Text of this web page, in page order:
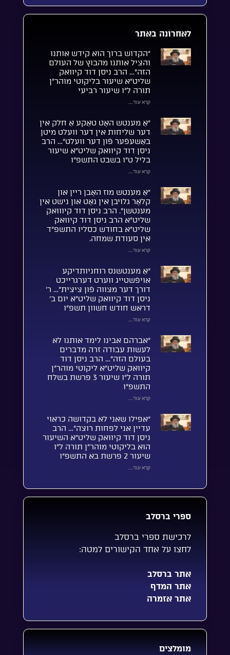
לאחרונה באתר
“הקדוש ברוך הוא קידש אותנו
והציל אותנו מהבוץ של העולם
הזה”… הרב ניסן דוד קיוואק
שליט”א שיעור בליקוטי מוהר”ן
תורה ל”ו שיעור רביעי
קרא עוד...
“אַ מענטש האָט טאַקע אַ חלק אין
דער שליחות אין דער וועלט מיטן
באַשעפֿער פֿון דער וועלט”… הרב
ניסן דוד קיוואק שליט”א שיעור
בליל ט”ו בשבט התשפ”ו
קרא עוד...
“אַ מענטש מוז האָבן ריין און
קלאָר גלויבן אין גאָט און נישט אין
מענטשן”. הרב ניסן דוד קיווואק
שליט”א הרב ניסן דוד קיוואק
שליט”א בחודש כסליו התשפ”ד
אין סעודת שמחה.
קרא עוד...
“אַ מענטשנס רוחניותדיקע
אויפֿשטייג ווערט דערגרייכט
דורך דער מצווה פֿון ציצית”… ר’
ניסן דוד קיוואק שליט”א יום ב’
דראש חודש חשוון תשפ”ו
קרא עוד...
“אברהם אבינו לימד אותנו לא
לעשות עבודה זרה מדברים
בעולם הזה”… הרב ניסן דוד
קיוואק שליט”א ליקוטי מוהר”ן
תורה ל”ו שיעור 3 פרשת בשלח
התשפ”ו
קרא עוד...
“אפילו שאני לא בקדושה כראוי
עדיין אני לפחות רוצה”… הרב
ניסן דוד קיוואק שליט”א השיעור
הוא בליקוטי מוהר”ן תורה ל”ו
שיעור 2 פרשת בא התשפ”ו
קרא עוד...
ספרי ברסלב
לרכישת ספרי ברסלב
לחצו על אחד הקישורים למטה:
אתר ברסלב
אתר המדף
אתר אזמרה
מומלצים